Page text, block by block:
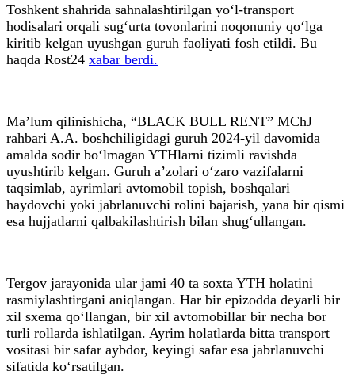
Toshkent shahrida sahnalashtirilgan yo‘l-transport
hodisalari orqali sug‘urta tovonlarini noqonuniy qo‘lga
kiritib kelgan uyushgan guruh faoliyati fosh etildi. Bu
haqda Rost24 xabar berdi.
Ma’lum qilinishicha, “BLACK BULL RENT” MChJ
rahbari A.A. boshchiligidagi guruh 2024-yil davomida
amalda sodir bo‘lmagan YTHlarni tizimli ravishda
uyushtirib kelgan. Guruh a’zolari o‘zaro vazifalarni
taqsimlab, ayrimlari avtomobil topish, boshqalari
haydovchi yoki jabrlanuvchi rolini bajarish, yana bir qismi
esa hujjatlarni qalbakilashtirish bilan shug‘ullangan.
Tergov jarayonida ular jami 40 ta soxta YTH holatini
rasmiylashtirgani aniqlangan. Har bir epizodda deyarli bir
xil sxema qo‘llangan, bir xil avtomobillar bir necha bor
turli rollarda ishlatilgan. Ayrim holatlarda bitta transport
vositasi bir safar aybdor, keyingi safar esa jabrlanuvchi
sifatida ko‘rsatilgan.